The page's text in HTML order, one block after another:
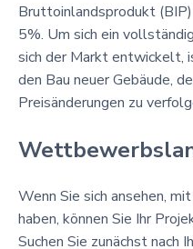
Bruttoinlandsprodukt
5%. Um sich ein
sich der Markt entwickelt,
den Bau neuer Gebäude,
Preisänderungen zu
Wenn Sie sich ansehen,
haben, können Sie Ihr
Suchen Sie zunächst nach